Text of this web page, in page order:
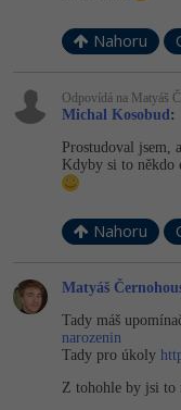
Více
Fórum
Kurzy e-
Testování
Datová
Digitální
Kurzy
HTML/CSS
Příběhy absolventů
Nahoru
Odpovídá na Matyáš
Michal Kosobud:
Prostudoval jsem,
Kdyby si to někdo
Nahoru
Matyáš
Tady máš
narozenin
Tady pro úkoly
Z tohohle by jsi to